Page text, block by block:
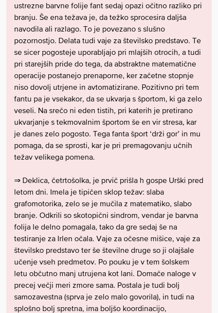
ustrezne barvne folije fant sedaj opazi očitno razliko pri
branju. Še ena težava je, da težko sprocesira daljša
navodila ali razlago. To je povezano s slušno
pozornostjo. Delata tudi vaje za številsko predstavo. Te
se sicer pogosteje uporabljajo pri mlajših otrocih, a tudi
pri starejših pride do tega, da abstraktne matematične
operacije postanejo prenaporne, ker začetne stopnje
niso dovolj utrjene in avtomatizirane. Pozitivno pri tem
fantu pa je vsekakor, da se ukvarja s športom, ki ga zelo
veseli. Na srečo ni eden tistih, pri katerih je pretirano
ukvarjanje s tekmovalnim športom še en vir stresa, kar
je danes zelo pogosto. Tega fanta šport ‘drži gor’ in mu
pomaga, da se sprosti, kar je pri premagovanju učnih
težav velikega pomena.
⇒ Deklica, četrtošolka, je prvič prišla h gospe Urški pred
letom dni. Imela je tipičen sklop težav: slaba
grafomotorika, zelo se je mučila z matematiko, slabo
branje. Odkrili so skotopični sindrom, vendar je barvna
folija le delno pomagala, tako da gre sedaj še na
testiranje za Irlen očala. Vaje za očesne mišice, vaje za
številsko predstavo ter še številne druge so ji olajšale
učenje vseh predmetov. Po pouku je v tem šolskem
letu občutno manj utrujena kot lani. Domače naloge v
precej večji meri zmore sama. Postala je tudi bolj
samozavestna (sprva je zelo malo govorila), in tudi na
splošno bolj spretna, ima boljšo koordinacijo,